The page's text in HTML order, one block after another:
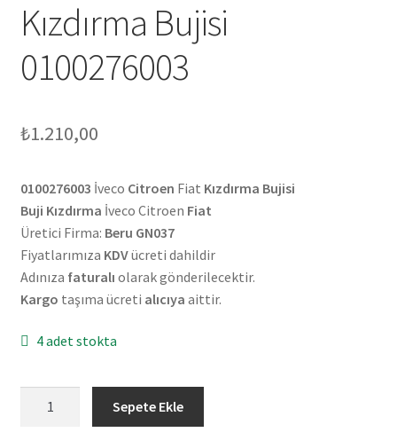
Kızdırma Bujisi
0100276003
₺1.210,00
0100276003 İveco Citroen Fiat Kızdırma Bujisi
Buji Kızdırma İveco Citroen Fiat
Üretici Firma: Beru GN037
Fiyatlarımıza KDVücreti dahildir
Adınıza faturalı olarak gönderilecektir.
Kargo taşıma ücreti alıcıya aittir.
4 adet stokta
Sepete Ekle